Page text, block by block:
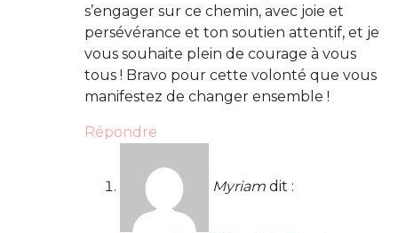
s’engager sur ce chemin, avec joie et
persévérance et ton soutien attentif, et je
vous souhaite plein de courage à vous
tous ! Bravo pour cette volonté que vous
manifestez de changer ensemble !
Répondre
Myriam dit :